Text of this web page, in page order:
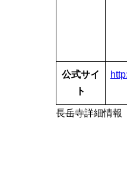
公式サイ
ト
長岳寺詳細情報